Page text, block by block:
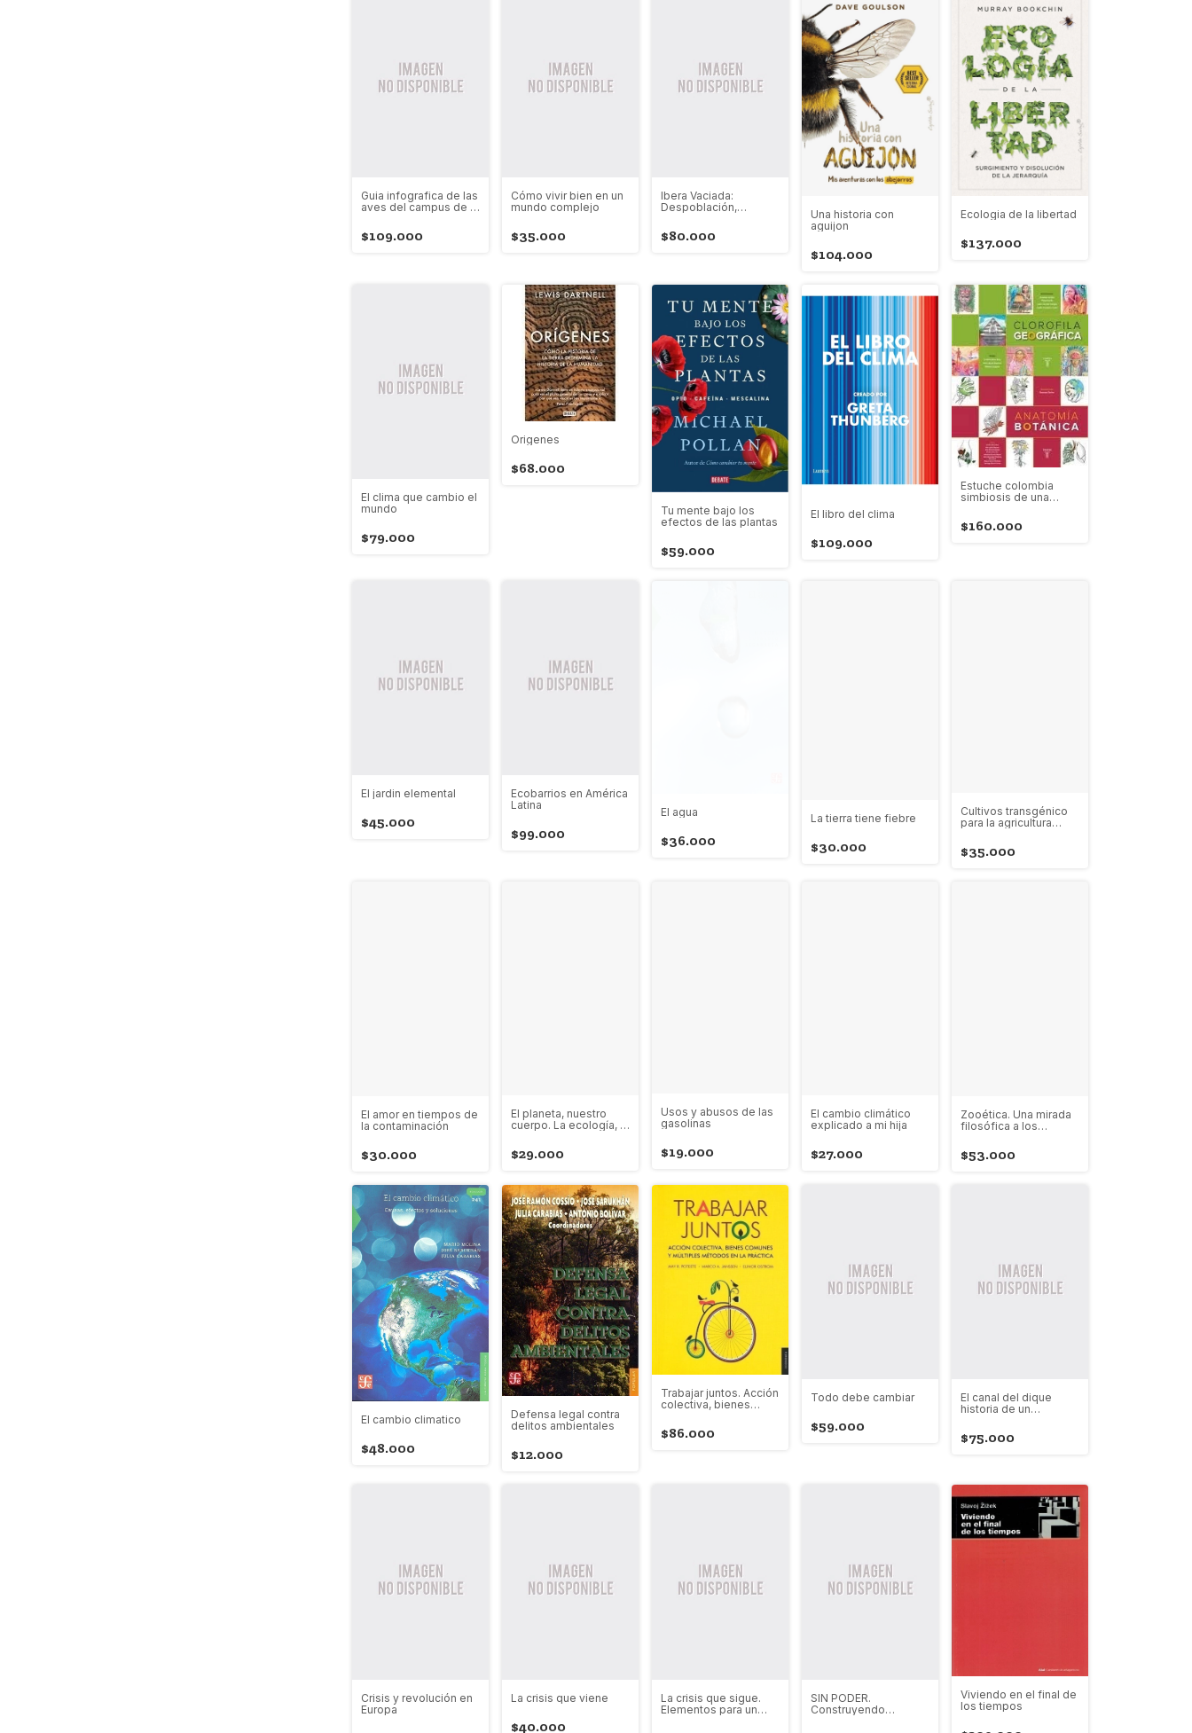
Guia infografica de las
aves del campus de la
javeriana
$109.000
Cómo vivir bien en un
mundo complejo
$35.000
Ibera Vaciada:
Despoblación,
colapso
$80.000
Una historia con
aguijon
$104.000
Ecologia de la libertad
$137.000
El clima que cambio el
mundo
$79.000
Origenes
$68.000
Tu mente bajo los
efectos de las plantas
$59.000
El libro del clima
$109.000
Estuche colombia
simbiosis de una
$160.000
El jardin elemental
$45.000
Ecobarrios en América
Latina
$99.000
El agua
$36.000
La tierra tiene fiebre
$30.000
Cultivos transgénico
para la agricultura
$35.000
El amor en tiempos de
la contaminación
$30.000
El planeta, nuestro
cuerpo. La ecología, el
crisis de la
modernidad
$29.000
Usos y abusos de las
gasolinas
$19.000
El cambio climático
explicado a mi hija
$27.000
Zooética. Una mirada
filosófica a los
$53.000
El cambio climatico
$48.000
Defensa legal contra
delitos ambientales
$12.000
Trabajar juntos. Acción
colectiva, bienes
métodos en la
práctica
$86.000
Todo debe cambiar
$59.000
El canal del dique
historia de un
$75.000
Crisis y revolución en
Europa
La crisis que viene
$40.000
La crisis que sigue.
Elementos para un
SIN PODER.
Construyendo
Viviendo en el final de
los tiempos